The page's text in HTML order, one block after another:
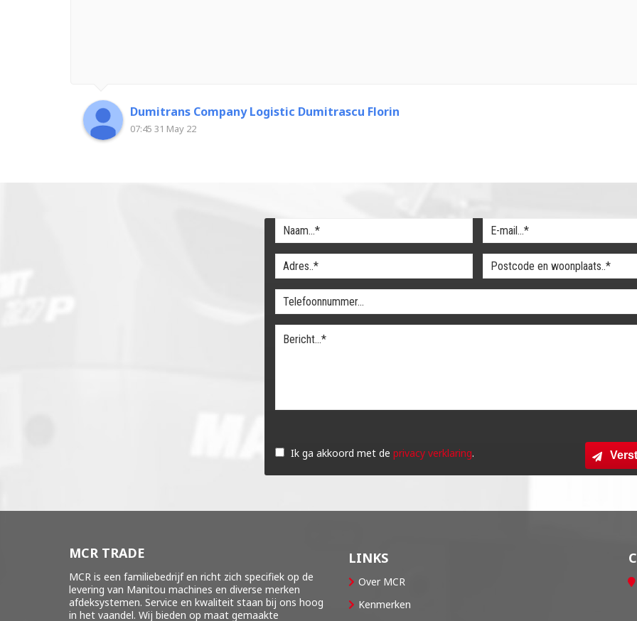
Dumitrans Company Logistic Dumitrascu Florin
07:45 31 May 22
dit
veld
Ik ga akkoord met de privacy verklaring.
MCR TRADE
MCR is een familiebedrijf en richt zich specifiek op de
levering van Manitou machines en diverse merken
afdeksystemen. Service en kwaliteit staan bij ons hoog
in het vaandel. Wij bieden op maat gemaakte
LINKS
Over MCR
Kenmerken